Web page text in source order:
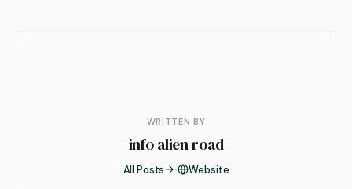
WRITTEN BY
info alien road
All Posts Website